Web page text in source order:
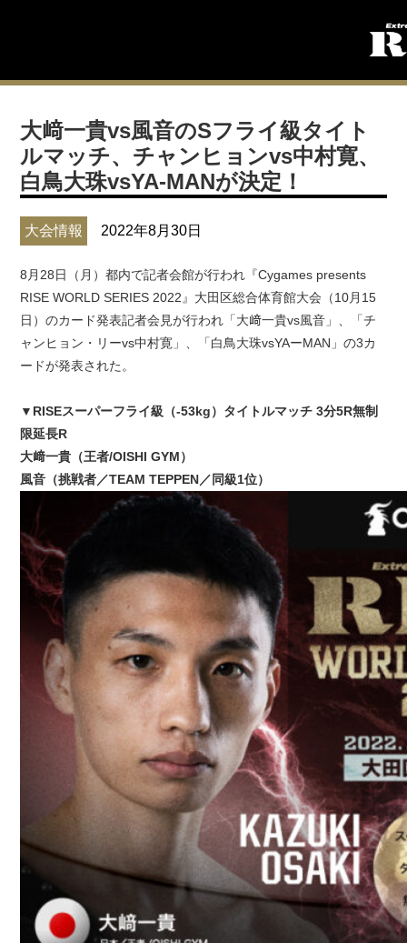
大﨑一貴vs風音のSフライ級タイト
ルマッチ、チャンヒョンvs中村寛、
白鳥大珠vsYA-MANが決定！
大会情報 2022年8月30日
8月28日（月）都内で記者会館が行われ『Cygames presents
RISE WORLD SERIES 2022』大田区総合体育館大会（10月15
日）のカード発表記者会見が行われ「大﨑一貴vs風音」、「チ
ャンヒョン・リーvs中村寛」、「白鳥大珠vsYAーMAN」の3カ
ードが発表された。
▼RISEスーパーフライ級（-53kg）タイトルマッチ 3分5R無制
限延長R
大﨑一貴（王者/OISHI GYM）
風音（挑戦者／TEAM TEPPEN／同級1位）